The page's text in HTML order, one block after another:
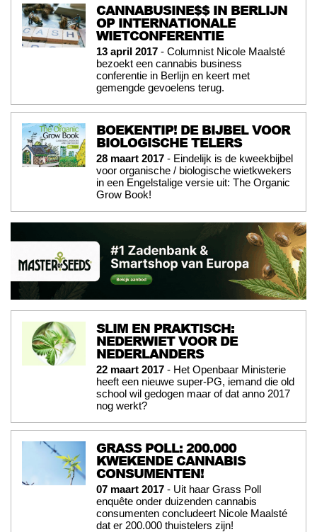
CANNABUSINE$$ IN BERLIJN
OP INTERNATIONALE
WIETCONFERENTIE
13 april 2017 - Columnist Nicole Maalsté
bezoekt een cannabis business
conferentie in Berlijn en keert met
gemengde gevoelens terug.
BOEKENTIP! DE BIJBEL VOOR
BIOLOGISCHE TELERS
28 maart 2017 - Eindelijk is de kweekbijbel
voor organische / biologische wietkwekers
in een Engelstalige versie uit: The Organic
Grow Book!
SLIM EN PRAKTISCH:
NEDERWIET VOOR DE
NEDERLANDERS
22 maart 2017 - Het Openbaar Ministerie
heeft een nieuwe super-PG, iemand die old
school wil gedogen maar of dat anno 2017
nog werkt?
GRASS POLL: 200.000
KWEKENDE CANNABIS
CONSUMENTEN!
07 maart 2017 - Uit haar Grass Poll
enquête onder duizenden cannabis
consumenten concludeert Nicole Maalsté
dat er 200.000 thuistelers zijn!